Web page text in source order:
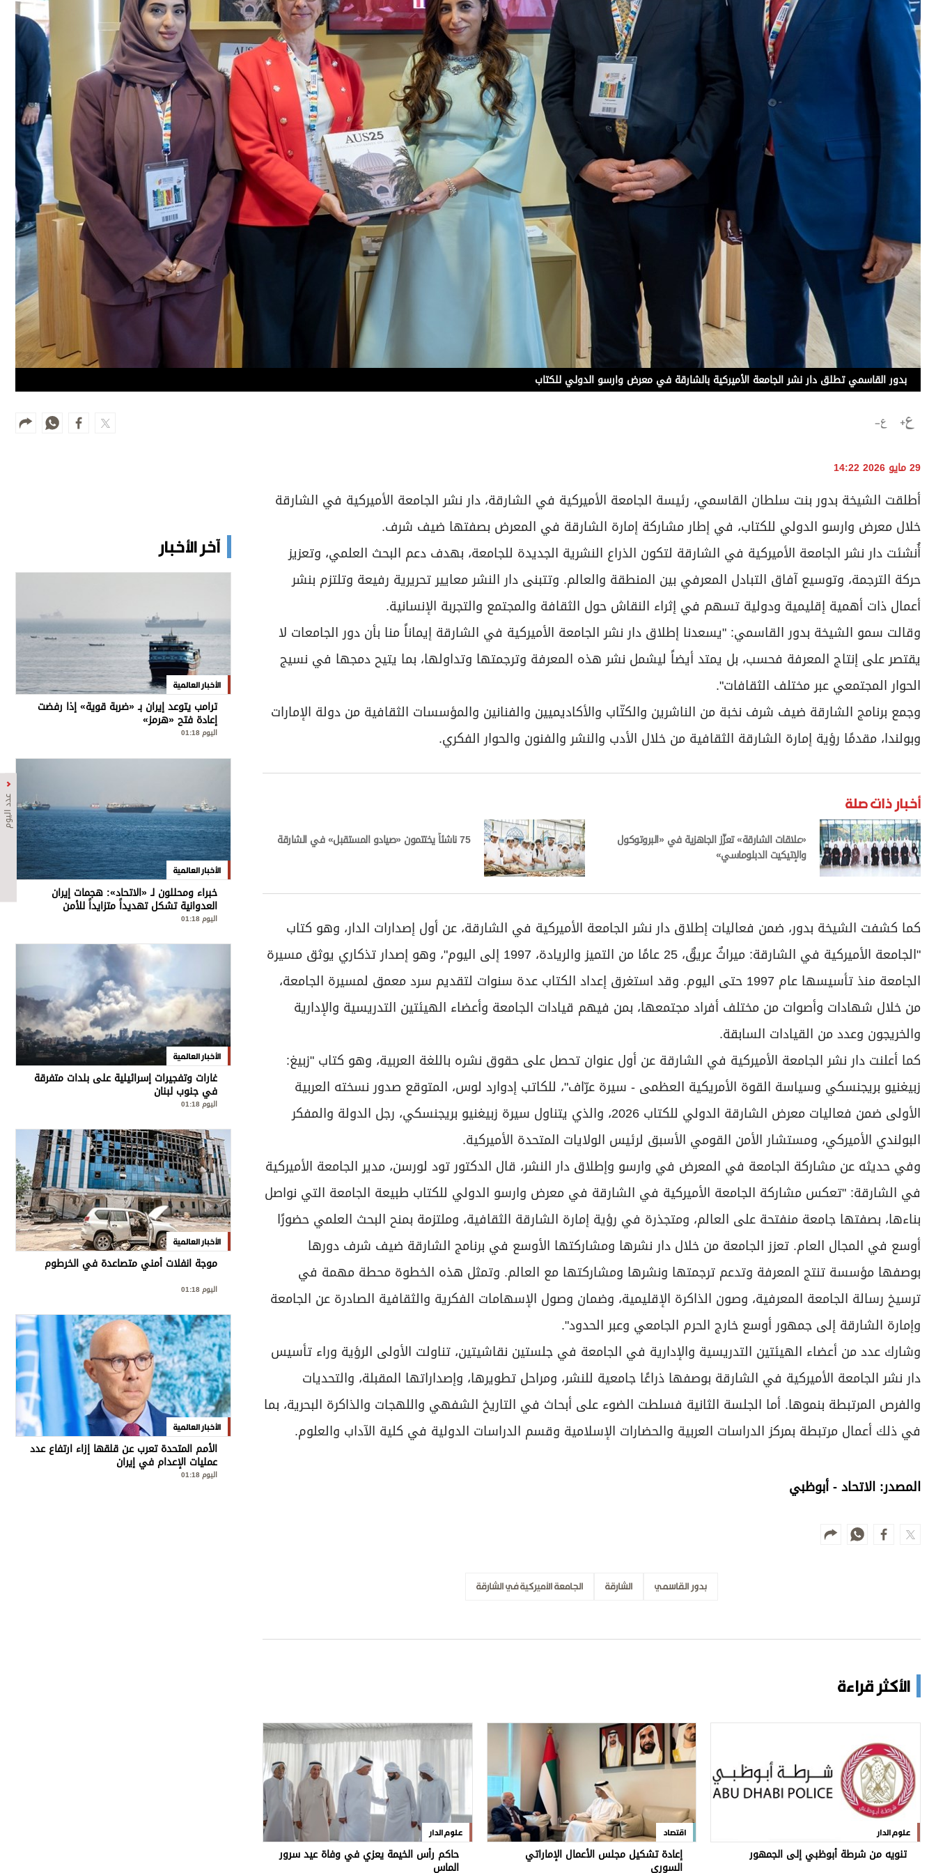
عدد اليوم
مواقيت الصلاة
الأحوال الجوية
عدد اليوم
بدور القاسمي تطلق دار نشر الجامعة الأميركية بالشارقة في معرض وارسو الدولي للكتاب
29 مايو 2026 14:22
أطلقت الشيخة بدور بنت سلطان القاسمي، رئيسة الجامعة الأميركية في الشارقة، دار نشر الجامعة الأميركية في الشارقة
خلال معرض وارسو الدولي للكتاب، في إطار مشاركة إمارة الشارقة في المعرض بصفتها ضيف شرف.
أُنشئت دار نشر الجامعة الأميركية في الشارقة لتكون الذراع النشرية الجديدة للجامعة، بهدف دعم البحث العلمي، وتعزيز
حركة الترجمة، وتوسيع آفاق التبادل المعرفي بين المنطقة والعالم. وتتبنى دار النشر معايير تحريرية رفيعة وتلتزم بنشر
أعمال ذات أهمية إقليمية ودولية تسهم في إثراء النقاش حول الثقافة والمجتمع والتجربة الإنسانية.
وقالت سمو الشيخة بدور القاسمي: "يسعدنا إطلاق دار نشر الجامعة الأميركية في الشارقة إيماناً منا بأن دور الجامعات لا
يقتصر على إنتاج المعرفة فحسب، بل يمتد أيضاً ليشمل نشر هذه المعرفة وترجمتها وتداولها، بما يتيح دمجها في نسيج
الحوار المجتمعي عبر مختلف الثقافات".
وجمع برنامج الشارقة ضيف شرف نخبة من الناشرين والكتّاب والأكاديميين والفنانين والمؤسسات الثقافية من دولة الإمارات
وبولندا، مقدمًا رؤية إمارة الشارقة الثقافية من خلال الأدب والنشر والفنون والحوار الفكري.
أخبار ذات صلة
«علاقات الشارقة» تعزّز الجاهزية في «البروتوكول
والإتيكيت الدبلوماسي»
75 ناشئاً يختتمون «صيادو المستقبل» في الشارقة
كما كشفت الشيخة بدور، ضمن فعاليات إطلاق دار نشر الجامعة الأميركية في الشارقة، عن أول إصدارات الدار، وهو كتاب
"الجامعة الأميركية في الشارقة: ميراثٌ عريقٌ، 25 عامًا من التميز والريادة، 1997 إلى اليوم"، وهو إصدار تذكاري يوثق مسيرة
الجامعة منذ تأسيسها عام 1997 حتى اليوم. وقد استغرق إعداد الكتاب عدة سنوات لتقديم سرد معمق لمسيرة الجامعة،
من خلال شهادات وأصوات من مختلف أفراد مجتمعها، بمن فيهم قيادات الجامعة وأعضاء الهيئتين التدريسية والإدارية
والخريجون وعدد من القيادات السابقة.
كما أعلنت دار نشر الجامعة الأميركية في الشارقة عن أول عنوان تحصل على حقوق نشره باللغة العربية، وهو كتاب "زبيغ:
زبيغنيو بريجنسكي وسياسة القوة الأمريكية العظمى - سيرة عرّاف"، للكاتب إدوارد لوس، المتوقع صدور نسخته العربية
الأولى ضمن فعاليات معرض الشارقة الدولي للكتاب 2026، والذي يتناول سيرة زبيغنيو بريجنسكي، رجل الدولة والمفكر
البولندي الأميركي، ومستشار الأمن القومي الأسبق لرئيس الولايات المتحدة الأميركية.
وفي حديثه عن مشاركة الجامعة في المعرض في وارسو وإطلاق دار النشر، قال الدكتور تود لورسن، مدير الجامعة الأميركية
في الشارقة: "تعكس مشاركة الجامعة الأميركية في الشارقة في معرض وارسو الدولي للكتاب طبيعة الجامعة التي نواصل
بناءها، بصفتها جامعة منفتحة على العالم، ومتجذرة في رؤية إمارة الشارقة الثقافية، وملتزمة بمنح البحث العلمي حضورًا
أوسع في المجال العام. تعزز الجامعة من خلال دار نشرها ومشاركتها الأوسع في برنامج الشارقة ضيف شرف دورها
بوصفها مؤسسة تنتج المعرفة وتدعم ترجمتها ونشرها ومشاركتها مع العالم. وتمثل هذه الخطوة محطة مهمة في
ترسيخ رسالة الجامعة المعرفية، وصون الذاكرة الإقليمية، وضمان وصول الإسهامات الفكرية والثقافية الصادرة عن الجامعة
وإمارة الشارقة إلى جمهور أوسع خارج الحرم الجامعي وعبر الحدود".
وشارك عدد من أعضاء الهيئتين التدريسية والإدارية في الجامعة في جلستين نقاشيتين، تناولت الأولى الرؤية وراء تأسيس
دار نشر الجامعة الأميركية في الشارقة بوصفها ذراعًا جامعية للنشر، ومراحل تطويرها، وإصداراتها المقبلة، والتحديات
والفرص المرتبطة بنموها. أما الجلسة الثانية فسلطت الضوء على أبحاث في التاريخ الشفهي واللهجات والذاكرة البحرية، بما
في ذلك أعمال مرتبطة بمركز الدراسات العربية والحضارات الإسلامية وقسم الدراسات الدولية في كلية الآداب والعلوم.
المصدر: الاتحاد - أبوظبي
بدور القاسمي الشارقة الجامعة الأميركية في الشارقة
الأكثر قراءة
علوم الدار
تنويه من شرطة أبوظبي إلى الجمهور
اقتصاد
إعادة تشكيل مجلس الأعمال الإماراتي
السوري
علوم الدار
حاكم رأس الخيمة يعزي في وفاة عيد سرور
الماس
آخر الأخبار
الأخبار العالمية
ترامب يتوعد إيران بـ «ضربة قوية» إذا رفضت
إعادة فتح «هرمز»
اليوم 01:18
الأخبار العالمية
خبراء ومحللون لـ «الاتحاد»: هجمات إيران
العدوانية تشكل تهديداً متزايداً للأمن
الإقليمي والدولي
اليوم 01:18
الأخبار العالمية
غارات وتفجيرات إسرائيلية على بلدات متفرقة
في جنوب لبنان
اليوم 01:18
الأخبار العالمية
موجة انفلات أمني متصاعدة في الخرطوم
اليوم 01:18
الأخبار العالمية
الأمم المتحدة تعرب عن قلقها إزاء ارتفاع عدد
عمليات الإعدام في إيران
اليوم 01:18